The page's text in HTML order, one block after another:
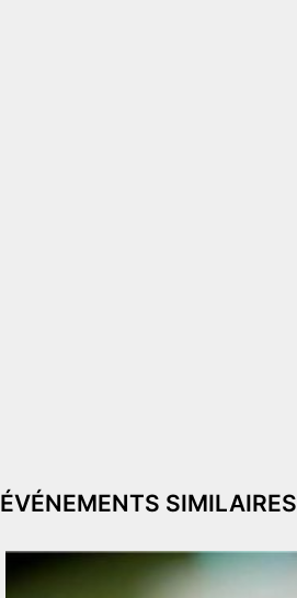
ÉVÉNEMENTS SIMILAIRES